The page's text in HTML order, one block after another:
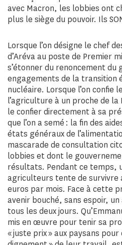
avec Macron, les lobbies ont
plus le siège du pouvoir. Ils
Lorsque l’on désigne le chef
d’Aréva au poste de Premier
s’étonner du renoncement du
engagements de la transition
nucléaire. Lorsque l’on confie
l’agriculture à un proche de la
le confier directement à sa
que l’on a semé : la fin des
états généraux de
mascarade de consultation
lobbies et dont le
résultats. Pendant ce temps,
agriculteurs tente de survivre
euros par mois. Face à cette
avenir bouché, sans espoir,
tous les deux jours.
mis en œuvre pour tenir sa
« juste prix » aux paysans pour